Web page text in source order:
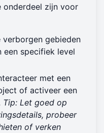
onderdeel zijn voor
verborgen gebieden
specifiek level
met een
of activeer een
Tip: Let goed op
probeer
of verken